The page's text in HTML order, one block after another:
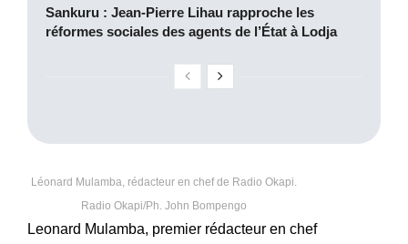
Sankuru : Jean-Pierre Lihau rapproche les
réformes sociales des agents de l’État à Lodja
Léonard Mulamba, rédacteur en chef de Radio Okapi.
Radio Okapi/Ph. John Bompengo
Leonard Mulamba, premier rédacteur en chef